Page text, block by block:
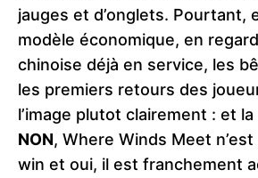
jauges et d’onglets. Pourtant,
modèle économique, en
chinoise déjà en service, les
les premiers retours des
l’image plutot clairement : et
NON, Where Winds Meet
win et oui, il est franchement